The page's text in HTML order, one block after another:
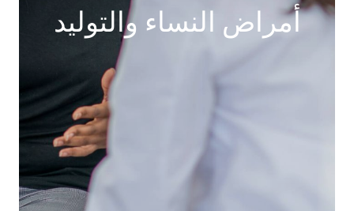
أمراض النساء والتوليد